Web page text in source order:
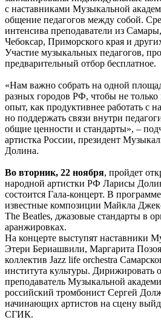
с наставниками Музыкальной
общение педагогов между собой.
интенсива преподаватели из
Чебоксар, Приморского края и
Участие музыкальных педагогов,
предварительный отбор бесплатное.
«Нам важно собрать на одной
разных городов РФ, чтобы не только
опыт, как продуктивнее работать с
но поддержать связи внутри
общие ценности и стандарты», –
артистка России, президент
Долина.
Во вторник, 22 ноября, пройдет
народной артистки РФ Ларисы
состоится Гала-концерт. В
известные композиции Майкла
The Beatles, джазовые стандарты в
аранжировках.
На концерте выступят наставники
Этери Бериашвили, Маргарита
коллектив Jazz life orchestra
института культуры. Дирижировать
преподаватель Музыкальной
российский тромбонист Сергей
начинающих артистов на сцену
СГИК.